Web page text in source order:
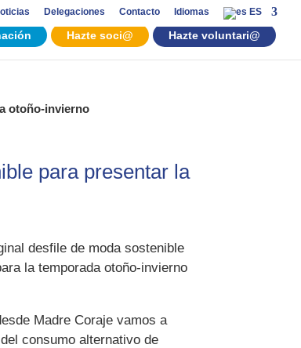
Delegaciones Contacto Idiomas ES
Hazte soci@ Hazte voluntari@
otoño-invierno
para presentar la
desfile de moda sostenible
la temporada otoño-invierno
Madre Coraje vamos a
consumo alternativo de